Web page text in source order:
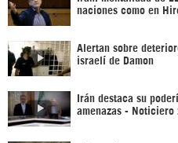
naciones como en
Alertan sobre
israelí de Damon
Irán destaca su
amenazas - Noticiero